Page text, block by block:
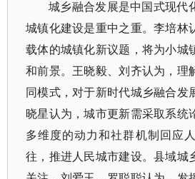
城乡融合发展是中国式现代
城镇化建设是重中之重。李培林
载体的城镇化新议题，将为小城
和前景。王晓毅、刘齐认为，理
同模式，对于新时代城乡融合发
晓星认为，城市更新需采取系统
多维度的动力和社群机制回应
往，推进人民城市建设。县域城